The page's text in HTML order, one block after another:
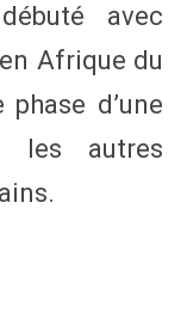
avec
Afrique du
d’une
les autres